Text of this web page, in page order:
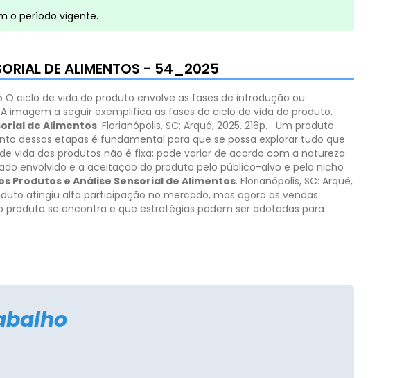
o período vigente.
DE ALIMENTOS - 54_2025
O ciclo de vida do produto envolve as fases de introdução ou
a seguir exemplifica as fases do ciclo de vida do produto.
de Alimentos. Florianópolis, SC: Arqué, 2025. 216p.
Um produto
dessas etapas é fundamental para que se possa explorar tudo que
vida dos produtos não é fixa; pode variar de acordo com a natureza
envolvido e a aceitação do produto pelo público-alvo e pelo nicho
Produtos e Análise Sensorial de Alimentos. Florianópolis, SC: Arqué,
atingiu alta participação no mercado, mas agora as vendas
se encontra e que estratégias podem ser adotadas para